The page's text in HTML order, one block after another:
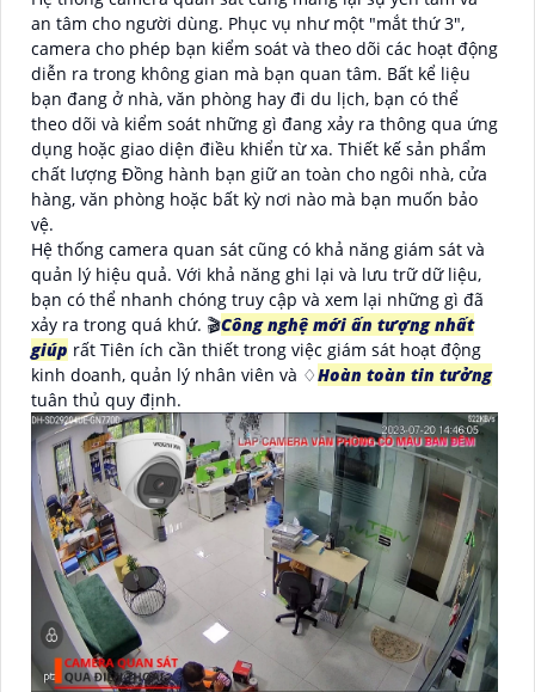
an tâm cho người dùng. Phục vụ như một "mắt thứ 3",
camera cho phép bạn kiểm soát và theo dõi các hoạt động
diễn ra trong không gian mà bạn quan tâm. Bất kể liệu
bạn đang ở nhà, văn phòng hay đi du lịch, bạn có thể
theo dõi và kiểm soát những gì đang xảy ra thông qua ứng
dụng hoặc giao diện điều khiển từ xa. Thiết kế sản phẩm
chất lượng Đồng hành bạn giữ an toàn cho ngôi nhà, cửa
hàng, văn phòng hoặc bất kỳ nơi nào mà bạn muốn bảo
vệ.
Hệ thống camera quan sát cũng có khả năng giám sát và
quản lý hiệu quả. Với khả năng ghi lại và lưu trữ dữ liệu,
bạn có thể nhanh chóng truy cập và xem lại những gì đã
xảy ra trong quá khứ. 🎬Công nghệ mới ấn tượng nhất
giúp rất Tiên ích cần thiết trong việc giám sát hoạt động
kinh doanh, quản lý nhân viên và ♢Hoàn toàn tin tưởng
tuân thủ quy định.